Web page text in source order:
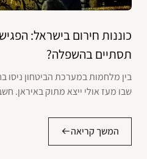
כוננות חירום בישראל:
תסתיים בהשפלה?
בין מלחמות במערכת הביטחון ניסו
שבו מעז אולי ייצא מתוק באיראן.
המשך קריאה